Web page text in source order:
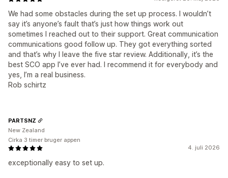
We had some obstacles during the set up process. I wouldn’t
say it’s anyone’s fault that’s just how things work out
sometimes I reached out to their support. Great communication
communications good follow up. They got everything sorted
and that’s why I leave the five star review. Additionally, it’s the
best SCO app I’ve ever had. I recommend it for everybody and
yes, I’m a real business.
Rob schirtz
4. juli 2026
exceptionally easy to set up.
PARTSNZ
New Zealand
Cirka 3 timer bruger appen